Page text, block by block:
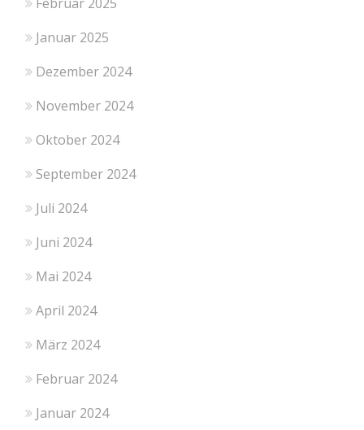
Januar 2025
Dezember 2024
November 2024
Oktober 2024
September 2024
Juli 2024
Juni 2024
Mai 2024
April 2024
März 2024
Februar 2024
Januar 2024